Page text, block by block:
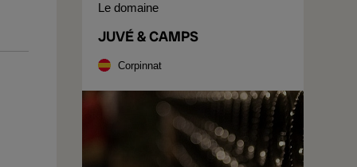
Le domaine
JUVÉ & CAMPS
Corpinnat